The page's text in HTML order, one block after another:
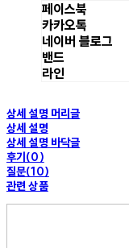
페이스북
카카오톡
네이버 블로그
밴드
라인
상세 설명 머리글
상세 설명
상세 설명 바닥글
후기(0)
질문(10)
관련 상품